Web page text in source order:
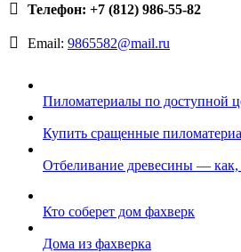
Телефон: +7 (812) 986-55-82
Email: 9865582@mail.ru
Пиломатериалы по доступной
Купить сращенные
Отбеливание древесины — как,
Кто соберет дом фахверк
Дома из фахверка